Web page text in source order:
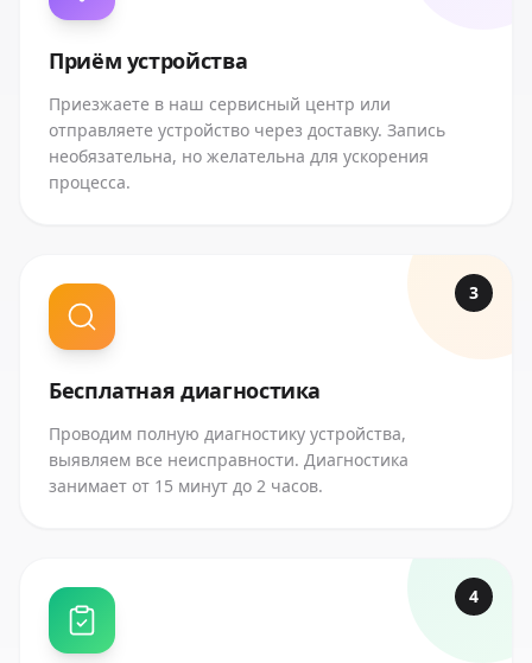
Приём устройства
Приезжаете в наш сервисный центр или
отправляете устройство через доставку. Запись
необязательна, но желательна для ускорения
процесса.
3
Бесплатная диагностика
Проводим полную диагностику устройства,
выявляем все неисправности. Диагностика
занимает от 15 минут до 2 часов.
4